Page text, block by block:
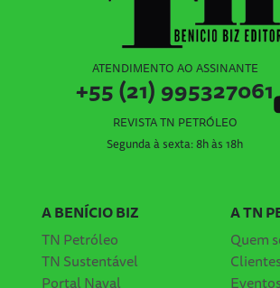
ATENDIMENTO AO ASSINANTE
+55 (21) 995327061
REVISTA TN PETRÓLEO
Segunda à sexta: 8h às 18h
A BENÍCIO BIZ
TN Petróleo
TN Sustentável
Portal Naval
A TN
Quem